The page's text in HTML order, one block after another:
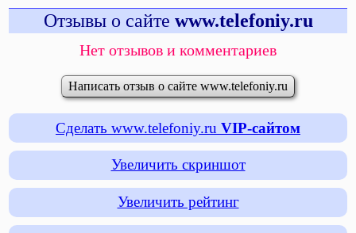
Отзывы о сайте www.telefoniy.ru
Нет отзывов и комментариев
Написать отзыв о сайте www.telefoniy.ru
Сделать www.telefoniy.ru VIP-сайтом
Увеличить скриншот
Увеличить рейтинг